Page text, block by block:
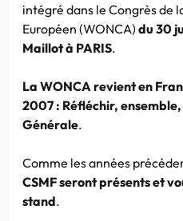
intégré dans le Congrès de
Européen (WONCA) du 30
Maillot à PARIS.
La WONCA revient en
2007 : Réfléchir,
Générale.
Comme les années
CSMF seront présents et
stand.